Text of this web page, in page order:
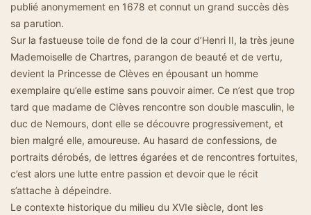
publié anonymement en 1678 et connut un grand succès dès
sa parution.
Sur la fastueuse toile de fond de la cour d’Henri II, la très jeune
Mademoiselle de Chartres, parangon de beauté et de vertu,
devient la Princesse de Clèves en épousant un homme
exemplaire qu’elle estime sans pouvoir aimer. Ce n’est que trop
tard que madame de Clèves rencontre son double masculin, le
duc de Nemours, dont elle se découvre progressivement, et
bien malgré elle, amoureuse. Au hasard de confessions, de
portraits dérobés, de lettres égarées et de rencontres fortuites,
c’est alors une lutte entre passion et devoir que le récit
s’attache à dépeindre.
Le contexte historique du milieu du XVIe siècle, dont les